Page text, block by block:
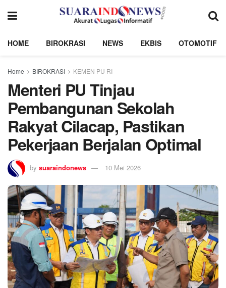
HOME BIROKRASI NEWS EKBIS OTOMOTIF
Home BIROKRASI KEMEN PU RI
Menteri PU Tinjau
Pembangunan Sekolah
Rakyat Cilacap, Pastikan
Pekerjaan Berjalan Optimal
by suaraindonews 10 Mei 2026